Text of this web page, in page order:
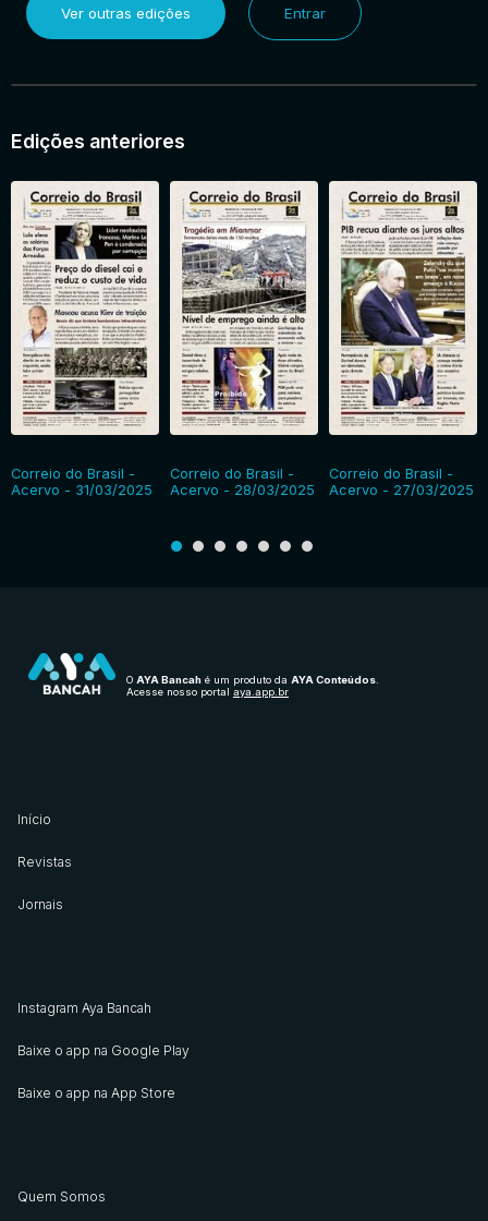
Ver outras edições Entrar
Edições anteriores
Correio do Brasil -
Acervo - 31/03/2025
Correio do Brasil -
Acervo - 28/03/2025
Correio do Brasil -
Acervo - 27/03/2025
O AYA Bancah é um produto da AYA Conteúdos
Acesse nosso portal aya.app.br
Início
Revistas
Jornais
Instagram Aya Bancah
Baixe o app na Google Play
Baixe o app na App Store
Quem Somos